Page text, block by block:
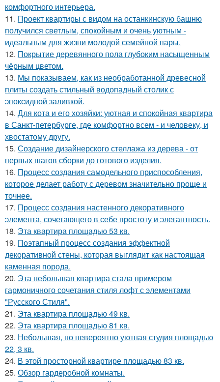
комфортного интерьера.
11. Проект квартиры с видом на останкинскую башню
получился светлым, спокойным и очень уютным -
идеальным для жизни молодой семейной пары.
12. Покрытие деревянного пола глубоким насыщенным
чёрным цветом.
13. Мы показываем, как из необработанной древесной
плиты создать стильный водопадный столик с
эпоксидной заливкой.
14. Для кота и его хозяйки: уютная и спокойная квартира
в Санкт-петербурге, где комфортно всем - и человеку, и
хвостатому другу.
15. Создание дизайнерского стеллажа из дерева - от
первых шагов сборки до готового изделия.
16. Процесс создания самодельного приспособления,
которое делает работу с деревом значительно проще и
точнее.
17. Процесс создания настенного декоративного
элемента, сочетающего в себе простоту и элегантность.
18. Эта квартира площадью 53 кв.
19. Поэтапный процесс создания эффектной
декоративной стены, которая выглядит как настоящая
каменная порода.
20. Эта небольшая квартира стала примером
гармоничного сочетания стиля лофт с элементами
"Русского Стиля".
21. Эта квартира площадью 49 кв.
22. Эта квартира площадью 81 кв.
23. Небольшая, но невероятно уютная студия площадью
22, 3 кв.
24. В этой просторной квартире площадью 83 кв.
25. Обзор гардеробной комнаты.